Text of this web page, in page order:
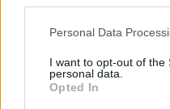
Personal Data
I want to opt-out of the
personal data.
Opted In